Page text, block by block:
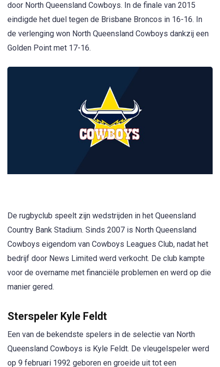
door North Queensland Cowboys. In de finale van 2015
eindigde het duel tegen de Brisbane Broncos in 16-16. In
de verlenging won North Queensland Cowboys dankzij een
Golden Point met 17-16.
De rugbyclub speelt zijn wedstrijden in het Queensland
Country Bank Stadium. Sinds 2007 is North Queensland
Cowboys eigendom van Cowboys Leagues Club, nadat het
bedrijf door News Limited werd verkocht. De club kampte
voor de overname met financiële problemen en werd op die
manier gered.
Sterspeler Kyle Feldt
Een van de bekendste spelers in de selectie van North
Queensland Cowboys is Kyle Feldt. De vleugelspeler werd
op 9 februari 1992 geboren en groeide uit tot een